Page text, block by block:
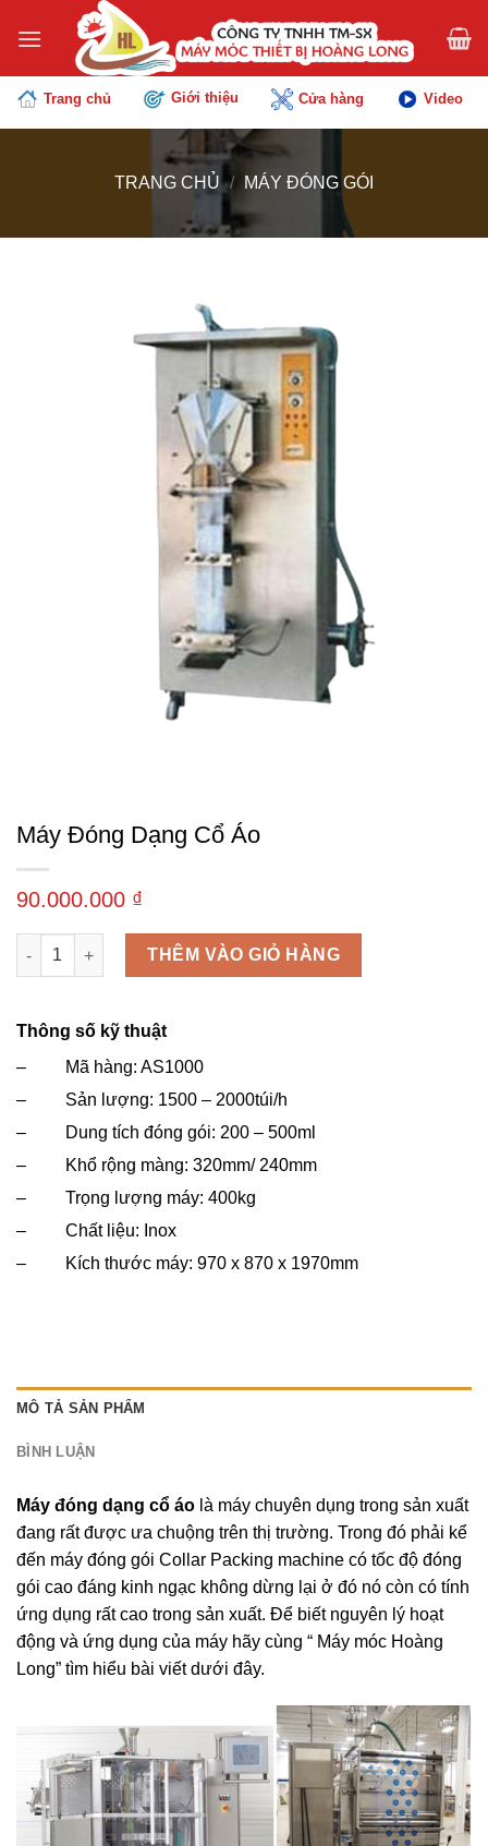
đến
dung Trang chủ Giới thiệu Cửa hàng Video
TRANG CHỦ / MÁY ĐÓNG GÓI
Máy Đóng Dạng Cổ Áo
90.000.000 ₫
Máy đóng dạng cổ áo số lượng
THÊM VÀO GIỎ HÀNG
Thông số kỹ thuật
– Mã hàng: AS1000
– Sản lượng: 1500 – 2000túi/h
– Dung tích đóng gói: 200 – 500ml
– Khổ rộng màng: 320mm/ 240mm
– Trọng lượng máy: 400kg
– Chất liệu: Inox
– Kích thước máy: 970 x 870 x 1970mm
MÔ TẢ SẢN PHẨM
BÌNH LUẬN
Máy đóng dạng cổ áo là máy chuyên dụng trong sản xuất
đang rất được ưa chuộng trên thị trường. Trong đó phải kể
đến máy đóng gói Collar Packing machine có tốc độ đóng
gói cao đáng kinh ngạc không dừng lại ở đó nó còn có tính
ứng dụng rất cao trong sản xuất. Để biết nguyên lý hoạt
động và ứng dụng của máy hãy cùng “ Máy móc Hoàng
Long” tìm hiểu bài viết dưới đây.